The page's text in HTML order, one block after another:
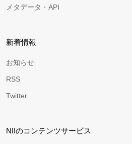
メタデータ・API
新着情報
お知らせ
RSS
Twitter
NIIのコンテンツサービス